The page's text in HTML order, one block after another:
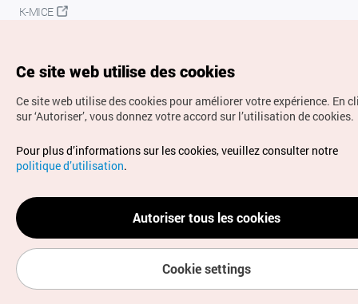
K-MICE
Droits d’auteur (c) Office National du Tourisme en Corée.
Tous droits réservés.
Pour les rapports d'erreurs et demandes de renseignements,
adressez vos demandes à
info.ontc@gmail.com
Ce site web utilise des cookies
Ce site web utilise des cookies pour améliorer votre expérience. En
sur ‘Autoriser’, vous donnez votre accord sur l’utilisation de cookies.
Pour plus d’informations sur les cookies, veuillez consulter notre
politique d’utilisation.
Autoriser tous les cookies
Cookie settings